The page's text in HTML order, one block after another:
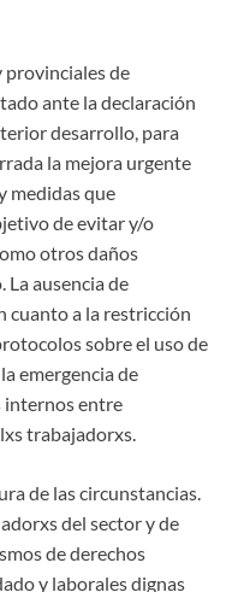
provinciales de
ante la declaración
desarrollo, para
la mejora urgente
medidas que
de evitar y/o
otros daños
ausencia de
cuanto a la restricción
sobre el uso de
emergencia de
internos entre
trabajadorxs.
de las circunstancias.
del sector y de
de derechos
y laborales dignas